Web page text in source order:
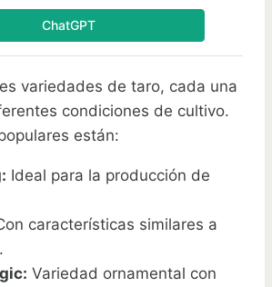
ChatGPT
variedades de taro, cada una
condiciones de cultivo.
están:
Ideal para la producción de
características similares a
Variedad ornamental con